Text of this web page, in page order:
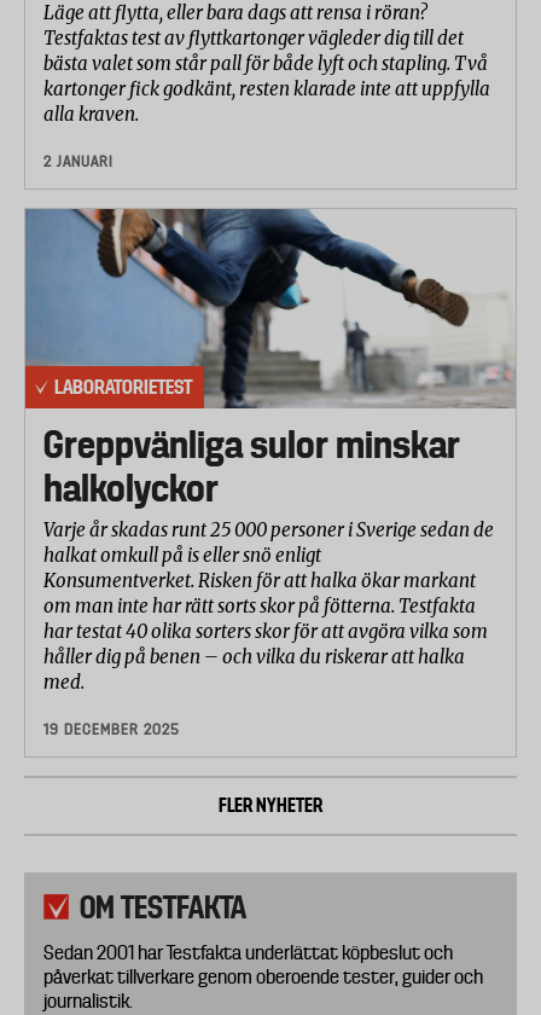
Läge att flytta, eller bara dags att rensa i röran?
Testfaktas test av flyttkartonger vägleder dig till det
bästa valet som står pall för både lyft och stapling. Två
kartonger fick godkänt, resten klarade inte att uppfylla
alla kraven.
2 JANUARI
LABORATORIETEST
Greppvänliga sulor minskar
halkolyckor
Varje år skadas runt 25 000 personer i Sverige sedan de
halkat omkull på is eller snö enligt
Konsumentverket. Risken för att halka ökar markant
om man inte har rätt sorts skor på fötterna. Testfakta
har testat 40 olika sorters skor för att avgöra vilka som
håller dig på benen – och vilka du riskerar att halka
med.
19 DECEMBER 2025
FLER NYHETER
OM TESTFAKTA
Sedan 2001 har Testfakta underlättat köpbeslut och
påverkat tillverkare genom oberoende tester, guider och
journalistik.